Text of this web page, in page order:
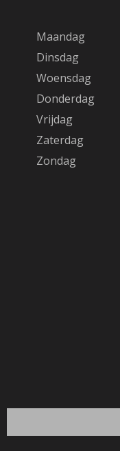
Maandag
Dinsdag
Woensdag
Donderdag
Vrijdag
Zaterdag
Zondag